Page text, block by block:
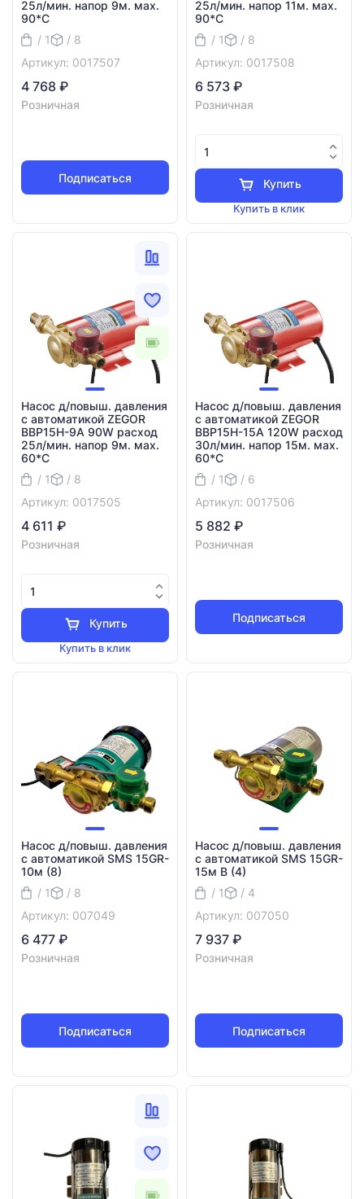
25л/мин. напор 9м. мах.
90*C
/ 1
/ 8
Артикул: 0017507
4 768 ₽
Розничная
Подписаться
25л/мин. напор 11м. мах.
90*C
/ 1
/ 8
Артикул: 0017508
6 573 ₽
Розничная
Купить
Купить в клик
Насос д/повыш. давления
с автоматикой ZEGOR
BBP15H-9A 90W расход
25л/мин. напор 9м. мах.
60*C
/ 1
/ 8
Артикул: 0017505
4 611 ₽
Розничная
Купить
Купить в клик
Насос д/повыш. давления
с автоматикой ZEGOR
BBP15H-15A 120W расход
30л/мин. напор 15м. мах.
60*C
/ 1
/ 6
Артикул: 0017506
5 882 ₽
Розничная
Подписаться
Насос д/повыш. давления
с автоматикой SMS 15GR-
10м (8)
/ 1
/ 8
Артикул: 007049
6 477 ₽
Розничная
Подписаться
Насос д/повыш. давления
с автоматикой SMS 15GR-
15м В (4)
/ 1
/ 4
Артикул: 007050
7 937 ₽
Розничная
Подписаться